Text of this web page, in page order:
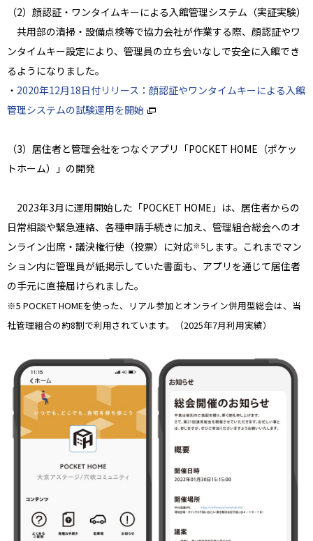
（2）顔認証・ワンタイムキーによる入館管理システム（実証実験）
共用部の清掃・設備点検等で協力会社が作業する際、顔認証やワ
ンタイムキー設定により、管理員の立ち会いなしで安全に入館でき
るようになりました。
・ 2020年12月18日付リリース：顔認証やワンタイムキーによる入館
管理システムの試験運用を開始
（3）居住者と管理会社をつなぐアプリ「POCKET HOME（ポケッ
トホーム）」の開発
2023年3月に運用開始した「POCKET HOME」は、居住者からの
日常相談や緊急連絡、各種申請手続きに加え、管理組合総会へのオ
ンライン出席・議決権行使（投票）に対応※5 します。これまでマン
ション内に管理員が紙掲示していた書面も、アプリを通じて居住者
の手元に直接届けられました。
※5 POCKET HOMEを使った、リアル参加とオンライン併用型総会は、当
社管理組合の約8割で利用されています。（2025年7月利用実績）